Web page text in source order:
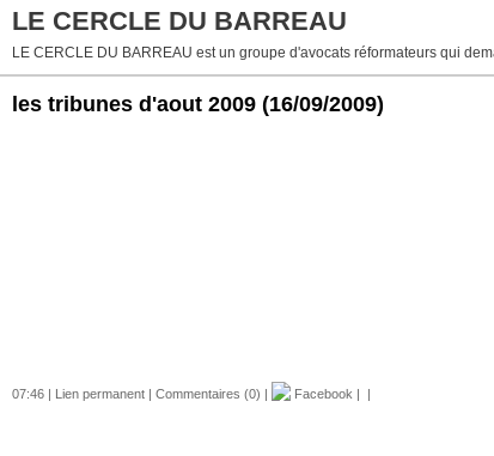
LE CERCLE DU BARREAU
LE CERCLE DU BARREAU est un groupe d'avocats réformateurs qui
les tribunes d'aout 2009 (16/09/2009)
07:46 | Lien permanent | Commentaires (0) | Facebook | |